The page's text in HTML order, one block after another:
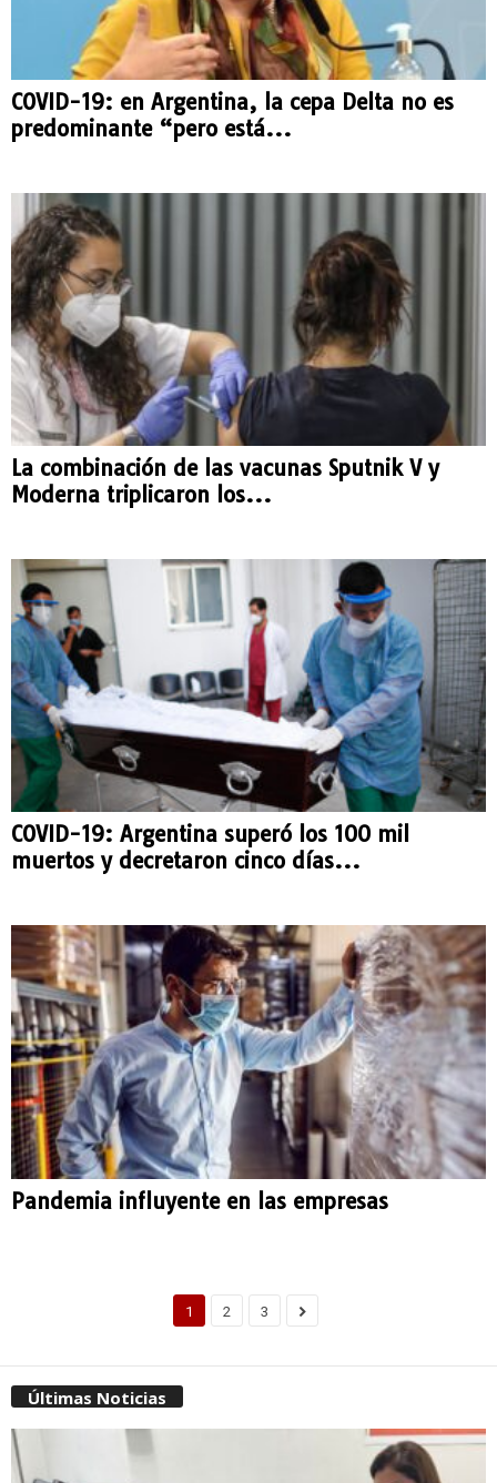
COVID-19: en Argentina, la cepa Delta no es
predominante “pero está...
La combinación de las vacunas Sputnik V y
Moderna triplicaron los...
COVID-19: Argentina superó los 100 mil
muertos y decretaron cinco días...
Pandemia influyente en las empresas
1 2 3
Últimas Noticias